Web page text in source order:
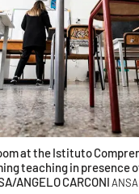
at the Istituto
teaching in presence
ANGELO CARCONIANSA